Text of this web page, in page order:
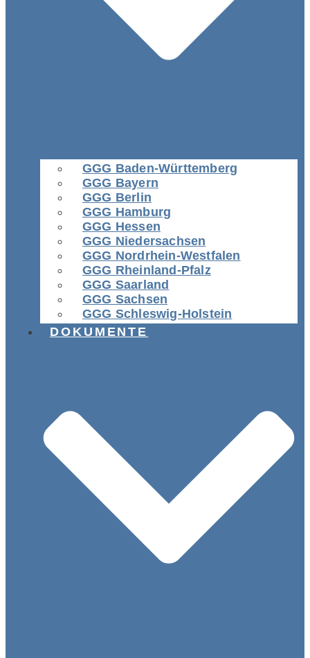
GGG Baden-Württemberg
GGG Bayern
GGG Berlin
GGG Hamburg
GGG Hessen
GGG Niedersachsen
GGG Nordrhein-Westfalen
GGG Rheinland-Pfalz
GGG Saarland
GGG Sachsen
GGG Schleswig-Holstein
DOKUMENTE